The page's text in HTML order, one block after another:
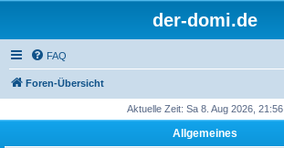
der-domi.de
FAQ
Foren-Übersicht
Aktuelle Zeit: Sa 8. Aug 2026, 21:56
Allgemeines